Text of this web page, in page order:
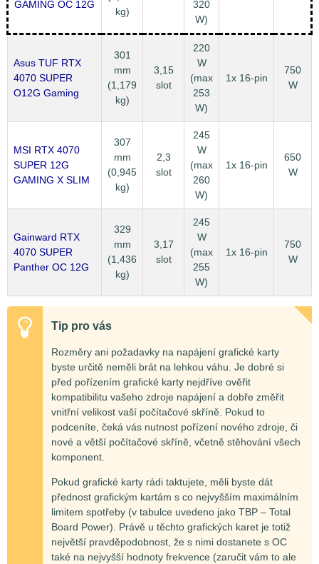
GAMING OC 12G
kg)
320
W)
Asus TUF RTX
4070 SUPER
O12G Gaming
301
mm
(1,179
kg)
3,15
slot
220
W
(max
253
W)
1x 16-pin
750
W
MSI RTX 4070
SUPER 12G
GAMING X SLIM
307
mm
(0,945
kg)
2,3
slot
245
W
(max
260
W)
1x 16-pin
650
W
Gainward RTX
4070 SUPER
Panther OC 12G
329
mm
(1,436
kg)
3,17
slot
245
W
(max
255
W)
1x 16-pin
750
W
Tip pro vás
Rozměry ani požadavky na napájení grafické karty
byste určitě neměli brát na lehkou váhu. Je dobré si
před pořízením grafické karty nejdříve ověřit
kompatibilitu vašeho zdroje napájení a dobře změřit
vnitřní velikost vaší počítačové skříně. Pokud to
podceníte, čeká vás nutnost pořízení nového zdroje, či
nové a větší počítačové skříně, včetně stěhování všech
komponent.
Pokud grafické karty rádi taktujete, měli byste dát
přednost grafickým kartám s co nejvyšším maximálním
limitem spotřeby (v tabulce uvedeno jako TBP – Total
Board Power). Právě u těchto grafických karet je totiž
největší pravděpodobnost, že s nimi dostanete s OC
také na nejvyšší hodnoty frekvence (zaručit vám to ale